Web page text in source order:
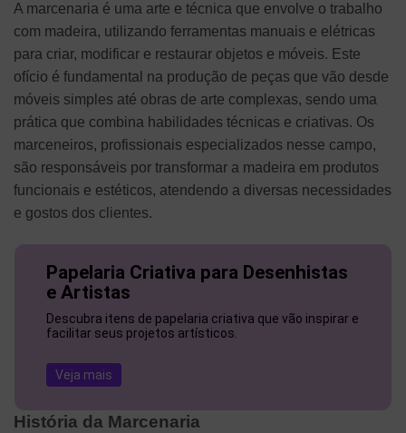
A marcenaria é uma arte e técnica que envolve o trabalho
com madeira, utilizando ferramentas manuais e elétricas
para criar, modificar e restaurar objetos e móveis. Este
ofício é fundamental na produção de peças que vão desde
móveis simples até obras de arte complexas, sendo uma
prática que combina habilidades técnicas e criativas. Os
marceneiros, profissionais especializados nesse campo,
são responsáveis por transformar a madeira em produtos
funcionais e estéticos, atendendo a diversas necessidades
e gostos dos clientes.
Papelaria Criativa para Desenhistas
e Artistas
Descubra itens de papelaria criativa que vão inspirar e
facilitar seus projetos artísticos.
Veja mais
História da Marcenaria